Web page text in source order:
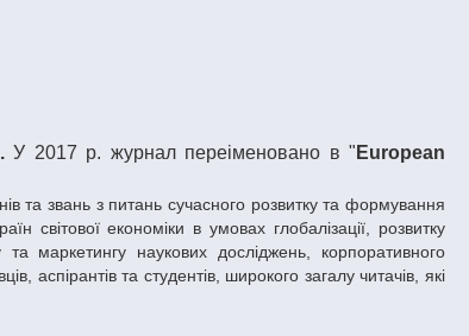
У 2017 р. журнал переіменовано в " European
та звань з питань сучасного розвитку та формування
світової економіки в умовах глобалізації, розвитку
та маркетингу наукових досліджень, корпоративного
аспірантів та студентів, широкого загалу читачів, які